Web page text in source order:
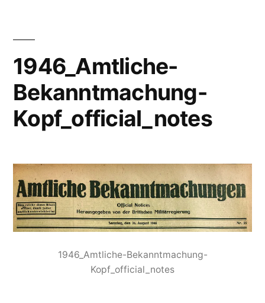
1946_Amtliche-
Bekanntmachung-
Kopf_official_notes
1946_Amtliche-Bekanntmachung-
Kopf_official_notes